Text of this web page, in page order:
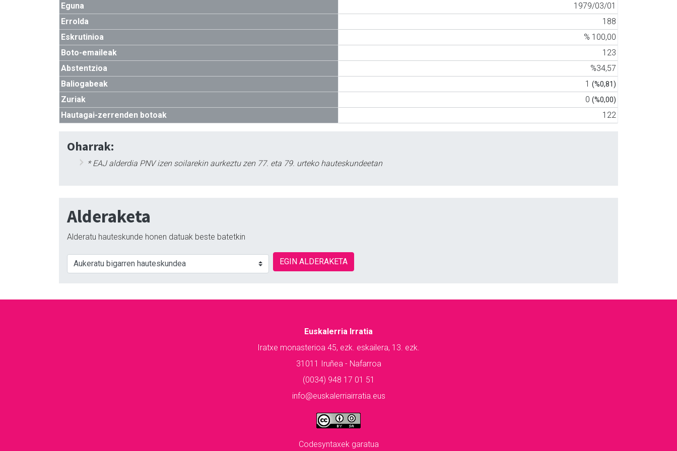
Eguna
1979/03/01
Errolda
188
Eskrutinioa
% 100,00
Boto-emaileak
123
Abstentzioa
%34,57
Baliogabeak
1 (%0,81)
Zuriak 0 (%0,00)
Hautagai-zerrenden botoak 122
Oharrak:
* EAJ alderdia PNV izen soilarekin aurkeztu zen 77. eta 79. urteko hauteskundeetan
Alderaketa
Alderatu hauteskunde honen datuak beste batetkin
EGIN ALDERAKETA
Euskalerria Irratia
Iratxe monasterioa 45, ezk. eskailera, 13. ezk.
31011 Iruñea - Nafarroa
(0034) 948 17 01 51
info@euskalerriairratia.eus
Codesyntaxek garatua